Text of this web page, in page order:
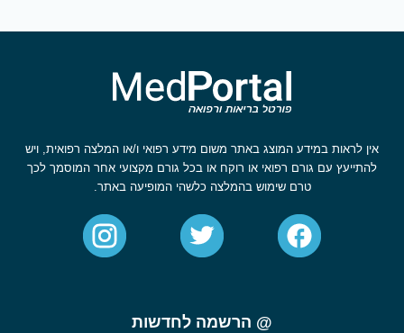
אין לראות במידע המוצג באתר משום מידע רפואי ו/או המלצה רפואית, ויש
להתייעץ עם גורם רפואי או רוקח או בכל גורם מקצועי אחר המוסמך לכך
טרם שימוש בהמלצה כלשהי המופיעה באתר.
@ הרשמה לחדשות